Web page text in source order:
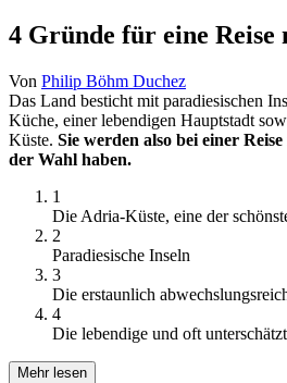
4 Gründe für eine Reise
Von Philip Böhm Duchez
Das Land besticht mit paradiesischen
Küche, einer lebendigen Hauptstadt
Küste. Sie werden also bei einer
der Wahl haben.
1
Die Adria-Küste, eine der
2
Paradiesische Inseln
3
Die erstaunlich
4
Die lebendige und oft
Mehr lesen